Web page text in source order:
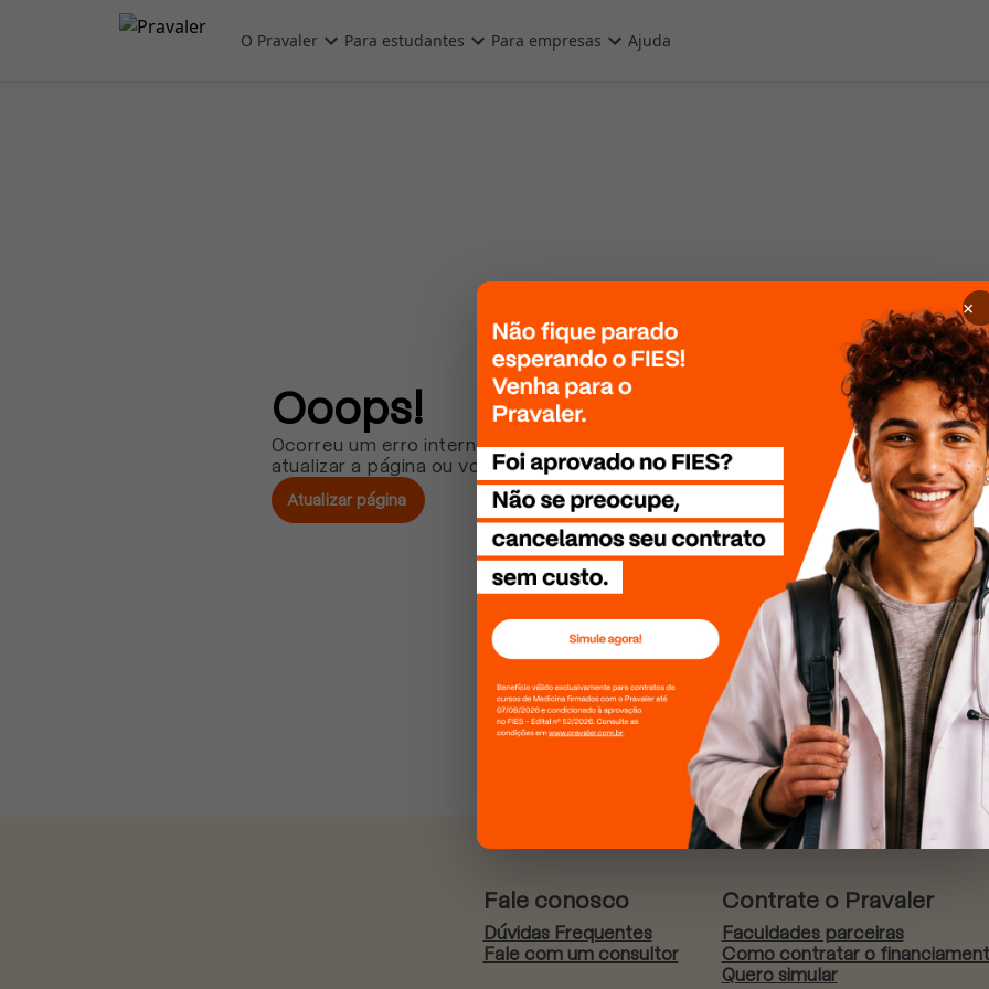
Pular para o conteúdo principal
O Pravaler Para estudantes Para empresas Ajuda
Ooops!
Ocorreu um erro interno. Por favor, tente
atualizar a página ou volte mais tarde!
Atualizar página
Fale conosco
Dúvidas Frequentes
Fale com um consultor
Contrate o Pravaler
Faculdades parceiras
Como contratar o
Quero simular
×